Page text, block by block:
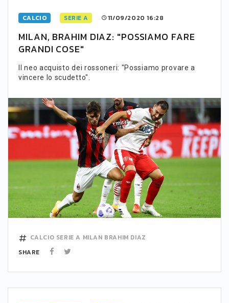
CALCIO SERIE A 11/09/2020 16:28
MILAN, BRAHIM DIAZ: "POSSIAMO FARE
GRANDI COSE"
Il neo acquisto dei rossoneri: "Possiamo provare a
vincere lo scudetto".
CALCIO SERIE A MILAN BRAHIM DIAZ
SHARE